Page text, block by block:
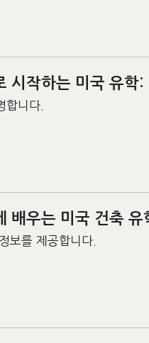
시작하는 미국 유학
합니다.
배우는 미국 건축 유
보를 제공합니다.